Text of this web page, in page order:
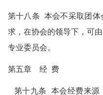
第十八条 本会不采取团
求，在协会的领导下，可
专业委员会。
第五章 经 费
第十九条 本会经费来源